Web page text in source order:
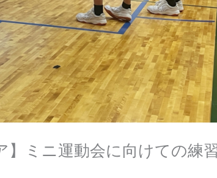
】ミニ運動会に向けての練